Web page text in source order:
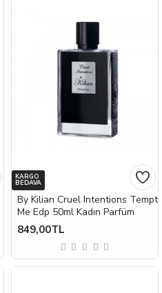
KARGO
BEDAVA
By Kilian Cruel Intentions Tempt
Me Edp 50ml Kadın Parfüm
849,00TL